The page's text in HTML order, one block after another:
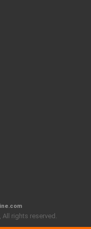
rights reserved.